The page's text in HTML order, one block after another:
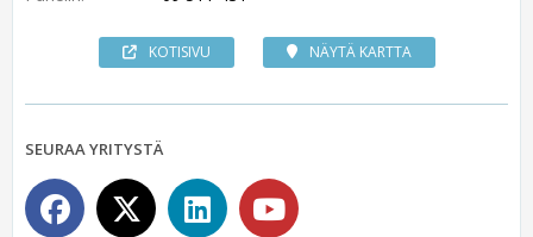
KOTISIVU NÄYTÄ KARTTA
SEURAA YRITYSTÄ